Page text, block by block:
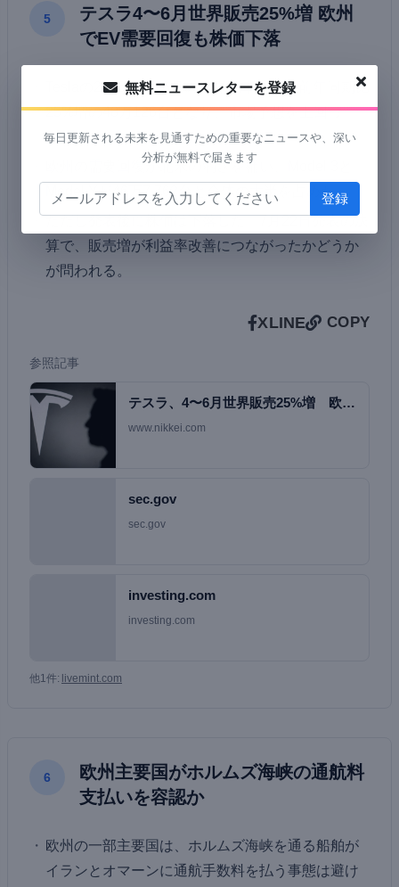
5
テスラ4〜6月世界販売25%増 欧州
でEV需要回復も株価下落
Teslaの2026年4〜6月の世界納車台数は前年同期比
25%増の48万126台となり、市場予想を上回っ
た。
欧州の需要回復が北米の弱さを補い、Model 3と
Model Yが46万7,762台と全体の大半を占めた。
ただし発表後に株価は下落した。7月22日発表の決
算で、販売増が利益率改善につながったかどうか
が問われる。
XLINE COPY
参照記事
テスラ、4〜6月世界販売25%増 欧州
でEV回復…
www.nikkei.com
sec.gov
sec.gov
investing.com
investing.com
他1件: livemint.com
6
欧州主要国がホルムズ海峡の通航料
支払いを容認か
欧州の一部主要国は、ホルムズ海峡を通る船舶が
イランとオマーンに通航手数料を払う事態は避け
無料ニュースレターを登録
毎日更新される未来を見通すための重要なニュースや、深い
分析が無料で届きます